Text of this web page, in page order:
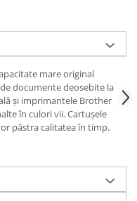
mare original
documente deosebite la
și imprimantele Brother
în culori vii. Cartușele
păstra calitatea în timp.